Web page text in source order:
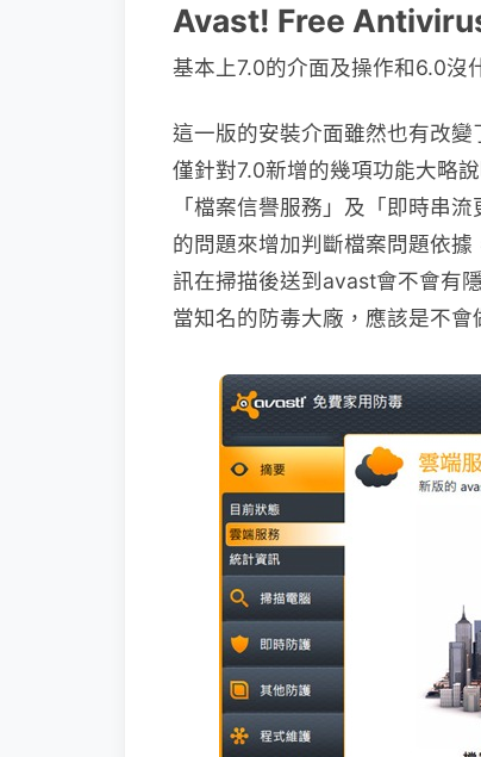
Avast! Free
基本上7.0的介面及操作和6.0沒
這一版的安裝介面雖然也有改
僅針對7.0新增的幾項功能大略
「檔案信譽服務」及「即時串
的問題來增加判斷檔案問題依
訊在掃描後送到avast會不會有
當知名的防毒大廠，應該是不會